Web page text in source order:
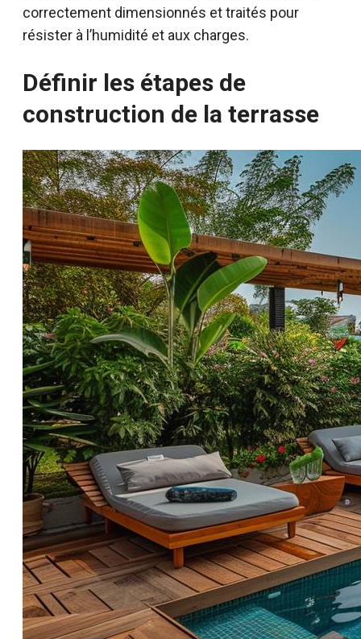
correctement dimensionnés et traités pour
résister à l’humidité et aux charges.
Définir les étapes de
construction de la terrasse